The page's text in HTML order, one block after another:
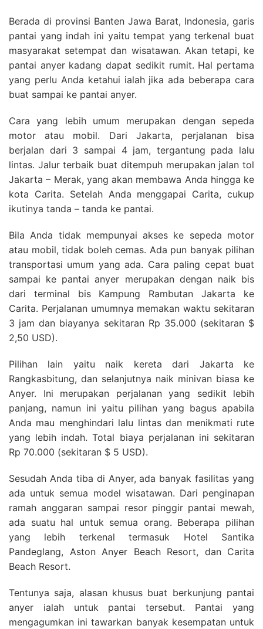
Berada di provinsi Banten Jawa Barat, Indonesia, garis
pantai yang indah ini yaitu tempat yang terkenal buat
masyarakat setempat dan wisatawan. Akan tetapi, ke
pantai anyer kadang dapat sedikit rumit. Hal pertama
yang perlu Anda ketahui ialah jika ada beberapa cara
buat sampai ke pantai anyer.
Cara yang lebih umum merupakan dengan sepeda
motor atau mobil. Dari Jakarta, perjalanan bisa
berjalan dari 3 sampai 4 jam, tergantung pada lalu
lintas. Jalur terbaik buat ditempuh merupakan jalan tol
Jakarta – Merak, yang akan membawa Anda hingga ke
kota Carita. Setelah Anda menggapai Carita, cukup
ikutinya tanda – tanda ke pantai.
Bila Anda tidak mempunyai akses ke sepeda motor
atau mobil, tidak boleh cemas. Ada pun banyak pilihan
transportasi umum yang ada. Cara paling cepat buat
sampai ke pantai anyer merupakan dengan naik bis
dari terminal bis Kampung Rambutan Jakarta ke
Carita. Perjalanan umumnya memakan waktu sekitaran
3 jam dan biayanya sekitaran Rp 35.000 (sekitaran $
2,50 USD).
Pilihan lain yaitu naik kereta dari Jakarta ke
Rangkasbitung, dan selanjutnya naik minivan biasa ke
Anyer. Ini merupakan perjalanan yang sedikit lebih
panjang, namun ini yaitu pilihan yang bagus apabila
Anda mau menghindari lalu lintas dan menikmati rute
yang lebih indah. Total biaya perjalanan ini sekitaran
Rp 70.000 (sekitaran $ 5 USD).
Sesudah Anda tiba di Anyer, ada banyak fasilitas yang
ada untuk semua model wisatawan. Dari penginapan
ramah anggaran sampai resor pinggir pantai mewah,
ada suatu hal untuk semua orang. Beberapa pilihan
yang lebih terkenal termasuk Hotel Santika
Pandeglang, Aston Anyer Beach Resort, dan Carita
Beach Resort.
Tentunya saja, alasan khusus buat berkunjung pantai
anyer ialah untuk pantai tersebut. Pantai yang
mengagumkan ini tawarkan banyak kesempatan untuk